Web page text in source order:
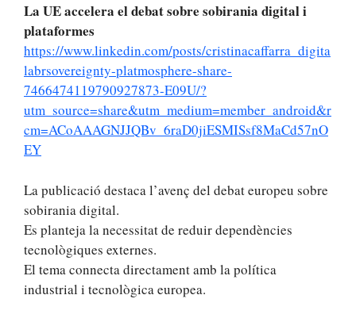
La UE accelera el debat sobre sobirania digital i
plataformes
https://www.linkedin.com/posts/cristinacaffarra_digita
labrsovereignty-platmosphere-share-
7466474119790927873-E09U/?
utm_source=share&utm_medium=member_android&r
cm=ACoAAAGNJJQBv_6raD0jiESMISsf8MaCd57nO
EY
La publicació destaca l’avenç del debat europeu sobre
sobirania digital.
Es planteja la necessitat de reduir dependències
tecnològiques externes.
El tema connecta directament amb la política
industrial i tecnològica europea.